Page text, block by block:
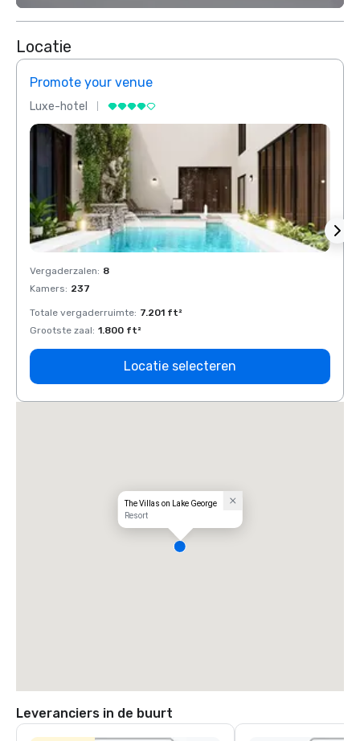
Locatie
Promote your venue
Luxe-hotel
Vergaderzalen: 8
Kamers: 237
Totale vergaderruimte: 7.201 ft²
Grootste zaal: 1.800 ft²
Locatie selecteren
The Villas on Lake George
Resort
Leveranciers in de buurt